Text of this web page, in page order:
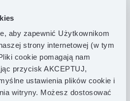
aby zapewnić Użytkownikom
strony internetowej (w tym
cookie pomagają nam
przycisk AKCEPTUJ,
ustawienia plików cookie i
witryny. Możesz dostosować
za pośrednictwem serwisu
regulaminu tego serwisu). Dostępne
Mastercard, MasterCard
Towaru – Klient dokonuje
za pośrednictwem firmy